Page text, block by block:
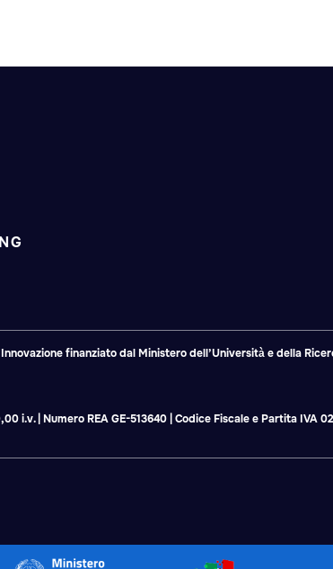
finanziato dal Ministero dell’Università e della
i.v. | Numero REA GE-513640 | Codice Fiscale e Partita IVA